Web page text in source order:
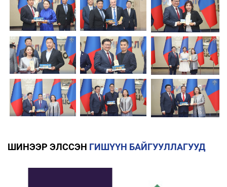
ШИНЭЭР ЭЛССЭН ГИШҮҮН БАЙГУУЛЛАГУУД